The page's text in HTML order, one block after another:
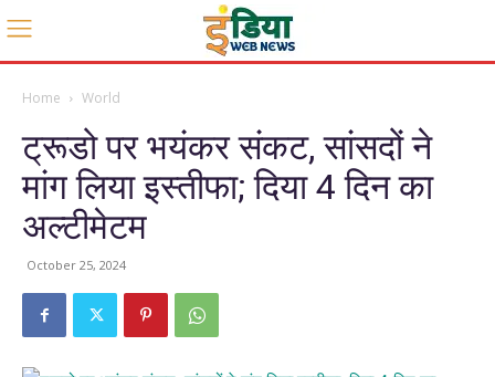
Home World
ट्रूडो पर भयंकर संकट, सांसदों ने
मांग लिया इस्तीफा; दिया 4 दिन का
अल्टीमेटम
October 25, 2024